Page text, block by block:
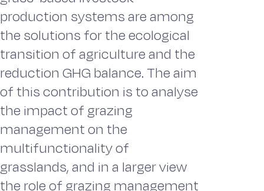
production systems are among
the solutions for the ecological
transition of agriculture and the
reduction GHG balance. The aim
of this contribution is to analyse
the impact of grazing
management on the
multifunctionality of
grasslands, and in a larger view
the role of grazing management